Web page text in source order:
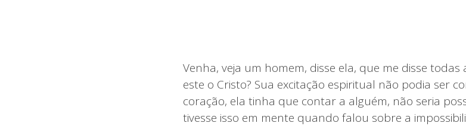
Venha, veja um homem, disse ela, que me disse todas
este o Cristo? Sua excitação espiritual não podia ser
coração, ela tinha que contar a alguém, não seria
tivesse isso em mente quando falou sobre a